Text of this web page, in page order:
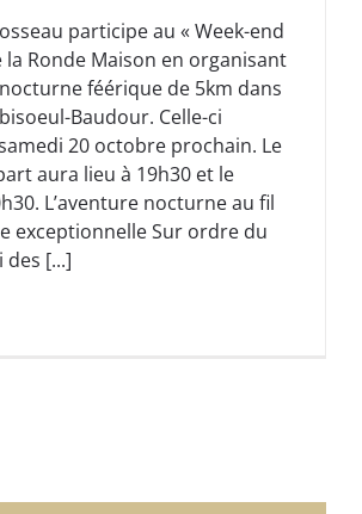
participe au « Week-end
la Ronde Maison en organisant
féérique de 5km dans
Baudour. Celle-ci
20 octobre prochain. Le
aura lieu à 19h30 et le
L’aventure nocturne au fil
exceptionnelle Sur ordre du
[...]